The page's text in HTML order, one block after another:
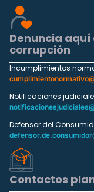
Denuncia
corrupción
Incumplimientos
Notificaciones
Defensor del
Contactos